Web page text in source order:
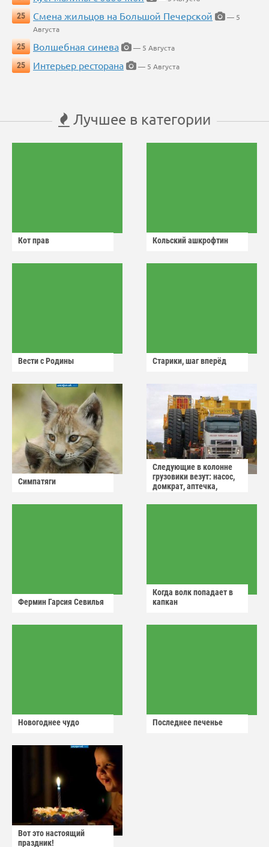
25
Смена жильцов на Большой Печерской
— 5
Августа
25
Волшебная синева
— 5 Августа
25
Интерьер ресторана — 5 Августа
Лучшее в категории
Кот прав Кольский ашкрофтин
Вести с Родины Старики, шаг вперёд
Симпатяги
Следующие в колонне
грузовики везут: насос,
домкрат, аптечка,
Фермин Гарсия Севилья
Когда волк попадает в
капкан
Новогоднее чудо Последнее печенье
Вот это настоящий
праздник!